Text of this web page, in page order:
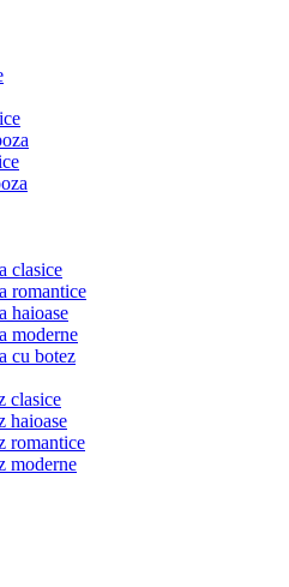
clasice
romantice
haioase
moderne
cu botez
clasice
haioase
romantice
moderne